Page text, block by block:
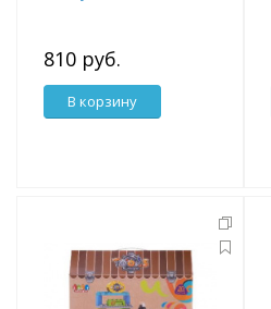
810 руб.
В корзину